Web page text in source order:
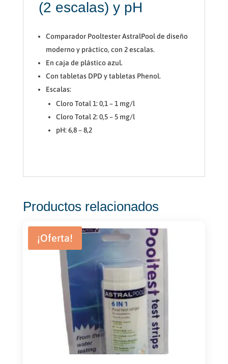
(2 escalas) y pH
Comparador Pooltester AstralPool de diseño
moderno y práctico, con 2 escalas.
En caja de plástico azul.
Con tabletas DPD y tabletas Phenol.
Escalas:
Cloro Total 1: 0,1 – 1 mg/l
Cloro Total 2: 0,5 – 5 mg/l
pH: 6,8 – 8,2
Productos relacionados
¡Oferta!